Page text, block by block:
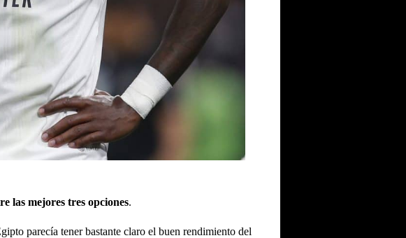
las mejores tres opciones.
parecía tener bastante claro el buen rendimiento del